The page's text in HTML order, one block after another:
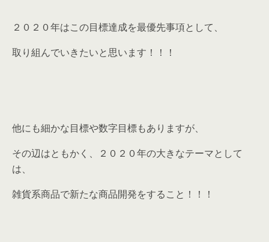
２０２０年はこの目標達成を最優先事項として、
取り組んでいきたいと思います！！！
他にも細かな目標や数字目標もありますが、
その辺はともかく、２０２０年の大きなテーマとして
は、
雑貨系商品で新たな商品開発をすること！！！